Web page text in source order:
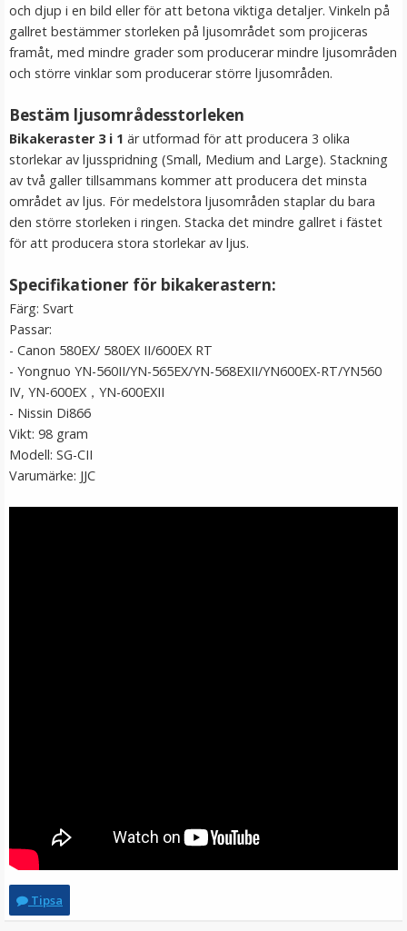
JJC Ögonmussla motsvarar Canon Eb
och djup i en bild eller för att betona viktiga detaljer. Vinkeln på
gallret bestämmer storleken på ljusområdet som projiceras
framåt, med mindre grader som producerar mindre ljusområden
och större vinklar som producerar större ljusområden.
Bestäm ljusområdesstorleken
Bikakeraster 3 i 1 är utformad för att producera 3 olika
storlekar av ljusspridning (Small, Medium and Large). Stackning
av två galler tillsammans kommer att producera det minsta
området av ljus. För medelstora ljusområden staplar du bara
den större storleken i ringen. Stacka det mindre gallret i fästet
för att producera stora storlekar av ljus.
Specifikationer för bikakerastern:
Färg: Svart
Passar:
- Canon 580EX/ 580EX II/600EX RT
- Yongnuo YN-560II/YN-565EX/YN-568EXII/YN600EX-RT/YN560
IV, YN-600EX，YN-600EXII
- Nissin Di866
Vikt: 98 gram
Modell: SG-CII
Varumärke: JJC
Tipsa